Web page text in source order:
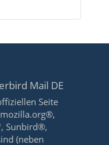
Mail DE
Seite
Sunbird®,
(neben